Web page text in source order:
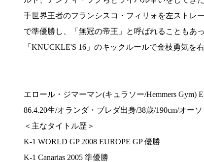
手世界王者のフランシスコ・フィリォを左ストレ
で準優勝し、「無冠の帝王」と呼ばれることもあ
「KNUCKLE'S 16」のキックルールで金枝勇気を
エロール・ジマーマン(キュラソー/Hemmers Gym)
86.4.20生/オランダ・ブレダ出身/38歳/190cm/オー
＜主なタイトル歴＞
K-1 WORLD GP 2008 EUROPE GP 優勝
K-1 Canarias 2005 準優勝